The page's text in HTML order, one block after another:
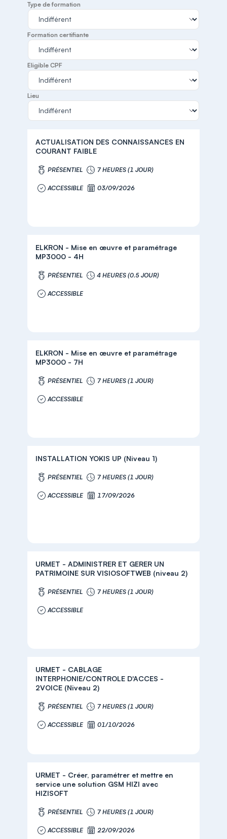
Type de formation
Formation certifiante
Eligible CPF
Lieu
ACTUALISATION DES CONNAISSANCES EN
COURANT FAIBLE
PRÉSENTIEL 7 HEURES (1 JOUR)
ACCESSIBLE 03/09/2026
ELKRON - Mise en œuvre et paramétrage
MP3000 - 4H
PRÉSENTIEL 4 HEURES (0.5 JOUR)
ACCESSIBLE
ELKRON - Mise en œuvre et paramétrage
MP3000 - 7H
PRÉSENTIEL 7 HEURES (1 JOUR)
ACCESSIBLE
INSTALLATION YOKIS UP (Niveau 1)
PRÉSENTIEL 7 HEURES (1 JOUR)
ACCESSIBLE 17/09/2026
URMET - ADMINISTRER ET GERER UN
PATRIMOINE SUR VISIOSOFTWEB (niveau 2)
PRÉSENTIEL 7 HEURES (1 JOUR)
ACCESSIBLE
URMET - CABLAGE
INTERPHONIE/CONTROLE D'ACCES -
2VOICE (Niveau 2)
PRÉSENTIEL 7 HEURES (1 JOUR)
ACCESSIBLE 01/10/2026
URMET - Créer, paramétrer et mettre en
service une solution GSM HIZI avec
HIZISOFT
PRÉSENTIEL 7 HEURES (1 JOUR)
ACCESSIBLE 22/09/2026